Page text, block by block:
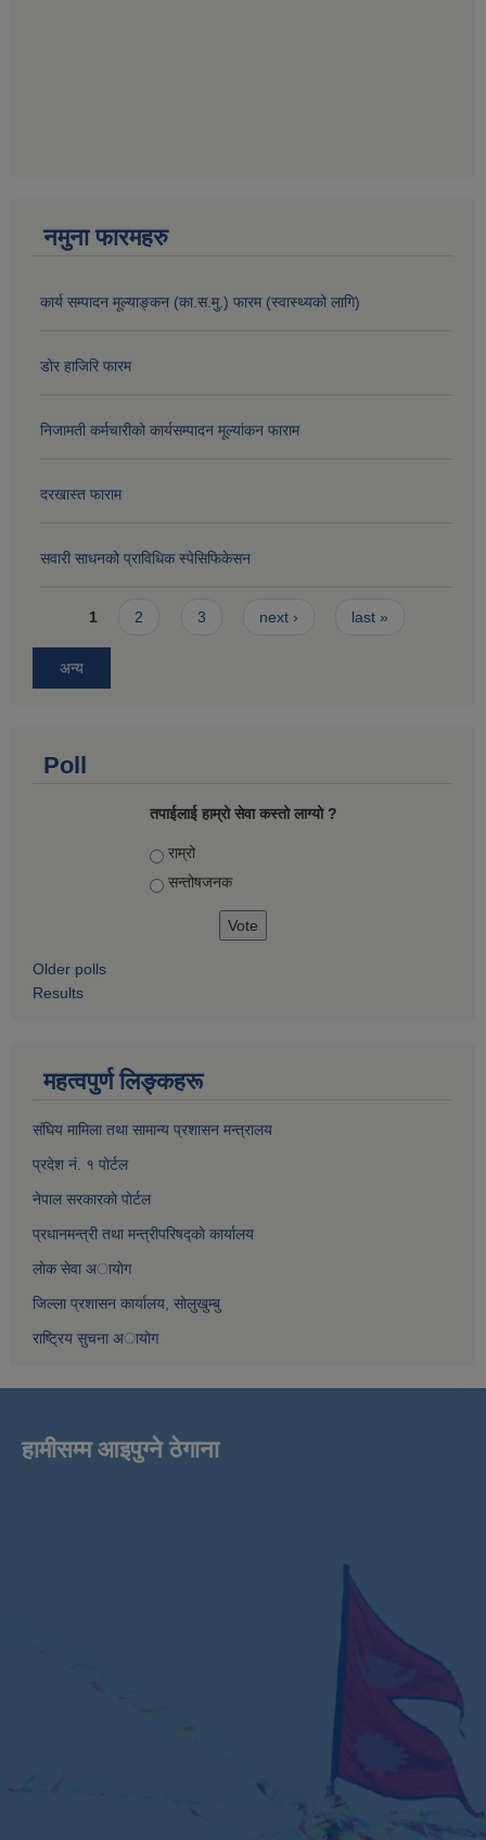
नमुना फारमहरु
कार्य सम्पादन मूल्याङ्कन (का.स.मु.) फारम (स्वास्थ्यको लागि)
डोर हाजिरि फारम
निजामती कर्मचारीको कार्यसम्पादन मूल्यांकन फाराम
दरखास्त फाराम
सवारी साधनको प्राविधिक स्पेसिफिकेसन
Pages
1 2 3 next › last »
अन्य
Poll
तपाईलाई हाम्रो सेवा कस्तो लाग्यो ?
Choices
राम्रो
सन्तोषज‍नक
Older polls
Results
महत्वपुर्ण लिङ्कहरू
संघिय मामिला तथा सामान्य प्रशासन मन्त्रालय
प्रदेश नं. १ पाेर्टल
नेपाल सरकारकाे पाेर्टल
प्रधानमन्त्री तथा मन्त्रीपरिषद्काे कार्यालय
लाेक सेवा अायाेग
जिल्ला प्रशासन कार्यालय, साेलुखुम्बु
राष्ट्रिय सुचना अायाेग
हामीसम्म आइपुग्ने ठेगाना